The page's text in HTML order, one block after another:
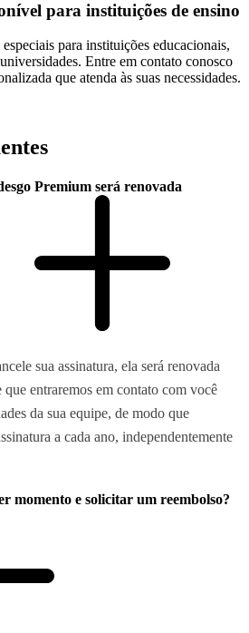
para instituições de ensino
para instituições educacionais,
Entre em contato conosco
que atenda às suas necessidades.
Premium será renovada
sua assinatura, ela será renovada
entraremos em contato com você
da sua equipe, de modo que
a cada ano, independentemente
momento e solicitar um reembolso?